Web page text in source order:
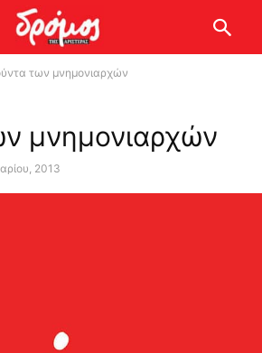
των μνημονιαρχών
μνημονιαρχών
2013